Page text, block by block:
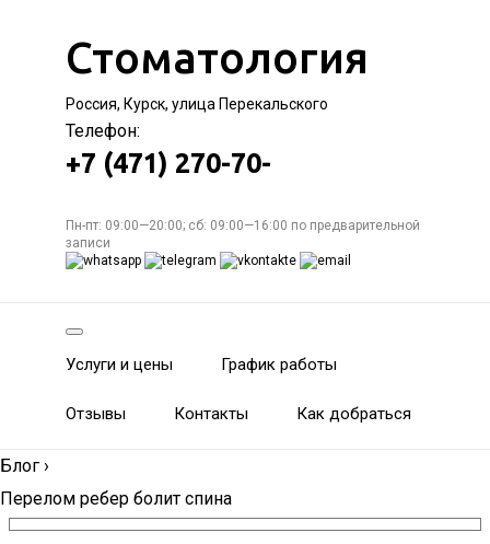
Стоматология
Россия, Курск, улица Перекальского
Телефон:
+7 (471) 270-70-
Пн-пт: 09:00—20:00; сб: 09:00—16:00 по предварительной
записи
Услуги и цены График работы
Отзывы Контакты Как добраться
Блог ›
Перелом ребер болит спина